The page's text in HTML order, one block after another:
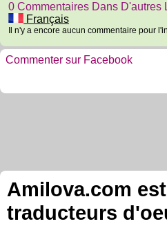
0 Commentaires Dans D'autres
Français
Il n'y a encore aucun commentaire pour
Commenter sur Facebook
Amilova.com
traducteurs